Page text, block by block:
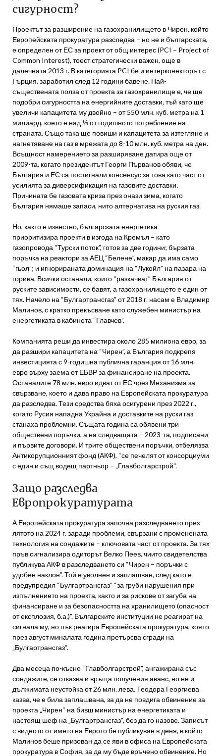
сигурност?
Проектът за разширение на газохранилището в Чирен, който
Европейската прокуратура разследва – но не и българската,
е определен от ЕС за проект от общ интерес (PCI – Project of
Common Interest), тоест стратегически важен, още в
далечната 2013 г. В категорията PCI бе и интерконекторът с
Гърция, заработил след 12 години бавене. Най-
съществената полза от проекта за газохранилище е, че ще
подобри сигурността на енергийните доставки, тъй като ще
увеличи капацитета му двойно – от 550 млн. куб. метра на 1
милиард, което е над ⅓ от годишното потребление на
страната. Също така ще повиши и капацитета за изтегляне и
нагнетяване на газ в мрежата до 8-10 млн. куб. метра на ден.
Всъщност намерението за разширяване датира още от
2009-та, когато президентът Георги Първанов обяви, че
България и ЕС са постигнали консенсус за това като част от
усилията за диверсификация на газовите доставки.
Причината бе газовата криза през онази зима, когато
България нямаше запаси, нито алтернатива на руския газ.
Но, както е известно, българската енергетика
приоритизира проекти в изгода на Кремъл – като
газопровода “Турски поток”, готов за две години; бързата
поръчка на реактори за АЕЦ “Белене”, макар да има само
“гьол”; и игнорираната доминация на “Лукойл” на пазара на
горива. Всички останали, които “разкачват” България от
руските зависимости, се бавят, а газохранилището е един от
тях. Начело на “Булгартрансгаз” от 2018 г. насам е Владимир
Малинов, с кратко прекъсване като служебен министър на
енергетиката в кабинета “Главчев”.
Компанията реши да инвестира около 285 милиона евро, за
да разшири капацитета на “Чирен”, а България подкрепя
инвестицията с 9-годишна публична гаранция от 16 млн.
евро върху заема от ЕБВР за финансиране на проекта.
Останалите 78 млн. евро идват от ЕС чрез Механизма за
свързване, което и дава право на Европейската прокуратура
да разследва. Тези средства бяха осигурени през 2022 г.,
когато Русия нападна Украйна и доставките на руски газ
станаха проблемни. Същата година са обявени три
обществени поръчки, а на следващата – 2023-та, подписани
и първите договори. И трите обществени поръчки, отбелязва
Антикорупционният фонд (АКФ), “се печелят от консорциуми
с един и същ водещ партньор – „Главболгарстрой“.
Защо разследва
Европрокуратурата
А Европейската прокуратура започна разследването през
лятото на 2024 г. заради проблеми, свързани с променената
технология на сондажите – ключовата част от проекта. За тях
пръв сигнализира одиторът Велко Пеев, чиито свидетелства
публикува АКФ в разследването си “Чирен – поръчки с
удобен наклон”. Той е уволнен и заплашван, след като е
предупредил “Булгартрансгаз” “за груби нарушения при
изпълнението на проекта, както и за рискове от загуба на
финансиране и за безопасността на хранилището (опасност
от експлозия, б.а.)”. Българските институции не реагират на
сигнала му, но пък реагира Европейската прокуратура, която
през август миналата година претърсва сгради на
„Булгартрансгаз“.
Два месеца по-късно “Главболгарстрой”, ангажирана със
сондажите, се отказва и връща получения аванс, но не и
дължимата неустойка от 26 млн. лева. Теодора Георгиева
казва, че е била заплашвана, за да не повдига обвинение за
проекта „Чирен“ на бивш министър на енергетиката и
настоящ шеф на „Булгартрансгаз“, без да го назове. Записът
с видеото от името на Еврото бе публикуван в деня, в който
Малинов беше призован да се яви в офиса на Европейската
прокуратура в София, за да му бъде връчено обвинение. Но